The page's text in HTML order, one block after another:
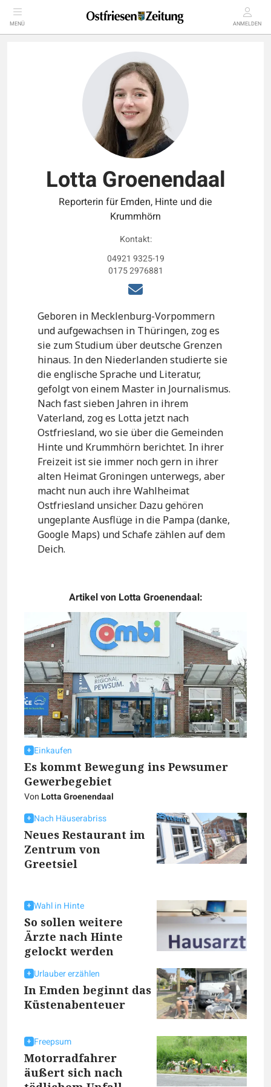
MENÜ ANMELDEN
Lotta Groenendaal
Reporterin für Emden, Hinte und die
Krummhörn
Kontakt:
04921 9325-19
0175 2976881
Geboren in Mecklenburg-Vorpommern
und aufgewachsen in Thüringen, zog es
sie zum Studium über deutsche Grenzen
hinaus. In den Niederlanden studierte sie
die englische Sprache und Literatur,
gefolgt von einem Master in Journalismus.
Nach fast sieben Jahren in ihrem
Vaterland, zog es Lotta jetzt nach
Ostfriesland, wo sie über die Gemeinden
Hinte und Krummhörn berichtet. In ihrer
Freizeit ist sie immer noch gern in ihrer
alten Heimat Groningen unterwegs, aber
macht nun auch ihre Wahlheimat
Ostfriesland unsicher. Dazu gehören
ungeplante Ausflüge in die Pampa (danke,
Google Maps) und Schafe zählen auf dem
Deich.
Artikel von Lotta Groenendaal:
Einkaufen
Es kommt Bewegung ins Pewsumer
Gewerbegebiet
VonLotta Groenendaal
Nach Häuserabriss
Neues Restaurant im
Zentrum von
Greetsiel
Wahl in Hinte
So sollen weitere
Ärzte nach Hinte
gelockt werden
Urlauber erzählen
In Emden beginnt das
Küstenabenteuer
Freepsum
Motorradfahrer
äußert sich nach